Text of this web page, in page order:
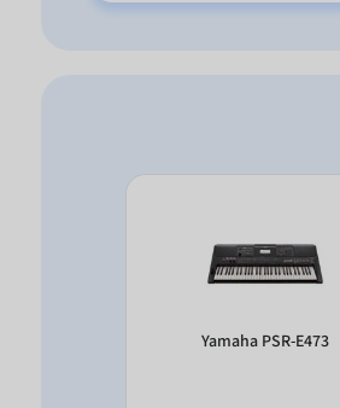
Yamaha PSR-E473